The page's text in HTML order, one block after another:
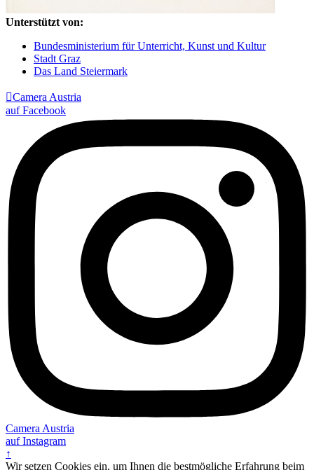
Unterstützt von:
Bundesministerium für Unterricht, Kunst und Kultur
Stadt Graz
Das Land Steiermark
Camera Austria
auf Facebook
Camera Austria
auf Instagram
↑
Wir setzen Cookies ein, um Ihnen die bestmögliche Erfahrung beim